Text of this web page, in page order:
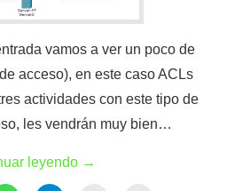
vamos a ver un poco de
acceso), en este caso ACLs
actividades con este tipo de
les vendrán muy bien…
leyendo →